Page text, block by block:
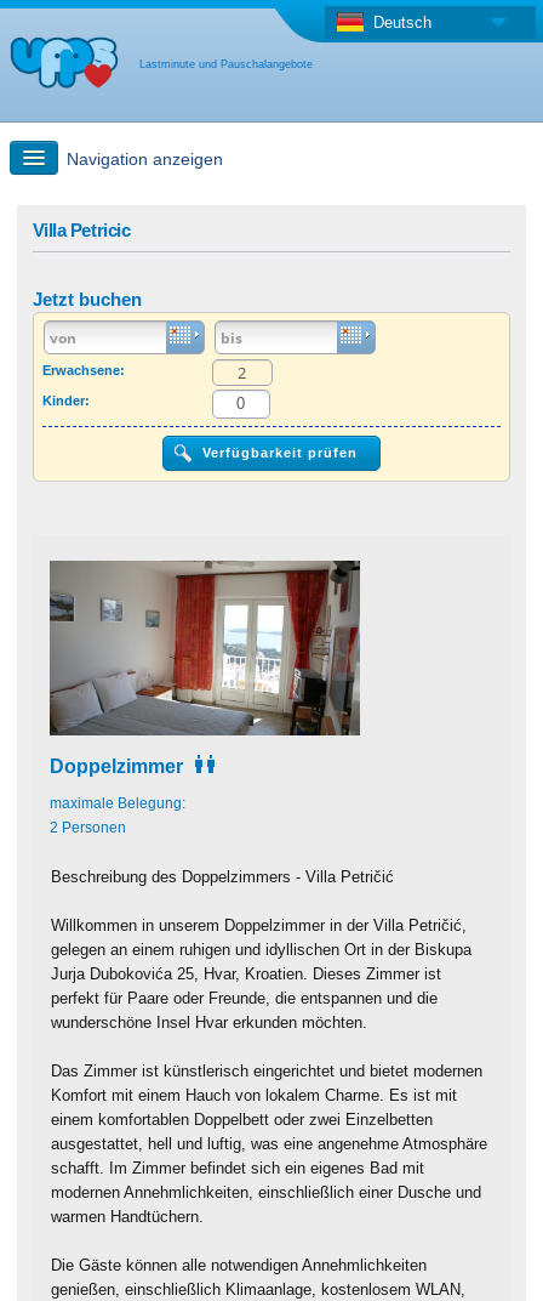
Lastminute und Pauschalangebote
Deutsch
Navigation anzeigen
Last Minute Angebot + Pauschalangebot
Anderes Land
Villa Petricic
Jetzt buchen
Erwachsene:
Kinder:
Doppelzimmer
maximale Belegung:
2 Personen
Beschreibung des Doppelzimmers - Villa Petričić
Willkommen in unserem Doppelzimmer in der Villa Petričić,
gelegen an einem ruhigen und idyllischen Ort in der Biskupa
Jurja Dubokovića 25, Hvar, Kroatien. Dieses Zimmer ist
perfekt für Paare oder Freunde, die entspannen und die
wunderschöne Insel Hvar erkunden möchten.
Das Zimmer ist künstlerisch eingerichtet und bietet modernen
Komfort mit einem Hauch von lokalem Charme. Es ist mit
einem komfortablen Doppelbett oder zwei Einzelbetten
ausgestattet, hell und luftig, was eine angenehme Atmosphäre
schafft. Im Zimmer befindet sich ein eigenes Bad mit
modernen Annehmlichkeiten, einschließlich einer Dusche und
warmen Handtüchern.
Die Gäste können alle notwendigen Annehmlichkeiten
genießen, einschließlich Klimaanlage, kostenlosem WLAN,